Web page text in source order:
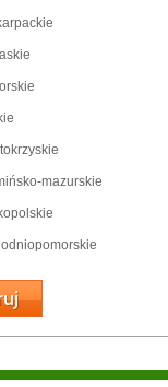
mazurskie